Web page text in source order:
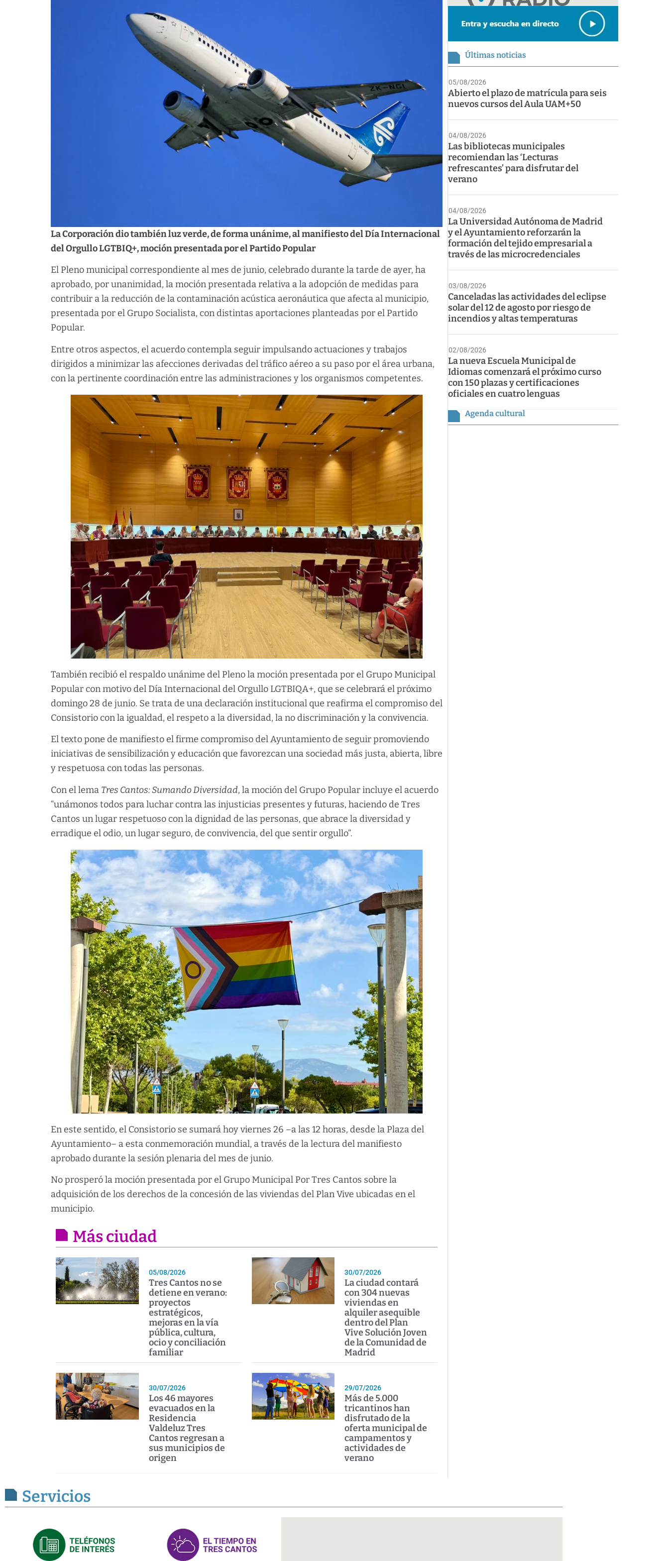
La Corporación dio también luz verde, de forma unánime, al manifiesto del Día Internacional
del Orgullo LGTBIQ+, moción presentada por el Partido Popular
El Pleno municipal correspondiente al mes de junio, celebrado durante la tarde de ayer, ha
aprobado, por unanimidad, la moción presentada relativa a la adopción de medidas para
contribuir a la reducción de la contaminación acústica aeronáutica que afecta al municipio,
presentada por el Grupo Socialista, con distintas aportaciones planteadas por el Partido
Popular.
Entre otros aspectos, el acuerdo contempla seguir impulsando actuaciones y trabajos
dirigidos a minimizar las afecciones derivadas del tráfico aéreo a su paso por el área urbana,
con la pertinente coordinación entre las administraciones y los organismos competentes.
También recibió el respaldo unánime del Pleno la moción presentada por el Grupo Municipal
Popular con motivo del Día Internacional del Orgullo LGTBIQA+, que se celebrará el próximo
domingo 28 de junio. Se trata de una declaración institucional que reafirma el compromiso del
Consistorio con la igualdad, el respeto a la diversidad, la no discriminación y la convivencia.
El texto pone de manifiesto el firme compromiso del Ayuntamiento de seguir promoviendo
iniciativas de sensibilización y educación que favorezcan una sociedad más justa, abierta, libre
y respetuosa con todas las personas.
Con el lema Tres Cantos: Sumando Diversidad, la moción del Grupo Popular incluye el acuerdo
“unámonos todos para luchar contra las injusticias presentes y futuras, haciendo de Tres
Cantos un lugar respetuoso con la dignidad de las personas, que abrace la diversidad y
erradique el odio, un lugar seguro, de convivencia, del que sentir orgullo”.
En este sentido, el Consistorio se sumará hoy viernes 26 –a las 12 horas, desde la Plaza del
Ayuntamiento– a esta conmemoración mundial, a través de la lectura del manifiesto
aprobado durante la sesión plenaria del mes de junio.
No prosperó la moción presentada por el Grupo Municipal Por Tres Cantos sobre la
adquisición de los derechos de la concesión de las viviendas del Plan Vive ubicadas en el
municipio.
Más ciudad
05/08/2026
Tres Cantos no se
detiene en verano:
proyectos
estratégicos,
mejoras en la vía
pública, cultura,
ocio y conciliación
familiar
30/07/2026
La ciudad contará
con 304 nuevas
viviendas en
alquiler asequible
dentro del Plan
Vive Solución Joven
de la Comunidad de
Madrid
30/07/2026
Los 46 mayores
evacuados en la
Residencia
Valdeluz Tres
Cantos regresan a
sus municipios de
origen
29/07/2026
Más de 5.000
tricantinos han
disfrutado de la
oferta municipal de
campamentos y
actividades de
verano
Últimas noticias
05/08/2026
Abierto el plazo de matrícula para seis
nuevos cursos del Aula UAM+50
04/08/2026
Las bibliotecas municipales
recomiendan las ‘Lecturas
refrescantes’ para disfrutar del
verano
04/08/2026
La Universidad Autónoma de Madrid
y el Ayuntamiento reforzarán la
formación del tejido empresarial a
través de las microcredenciales
03/08/2026
Canceladas las actividades del eclipse
solar del 12 de agosto por riesgo de
incendios y altas temperaturas
02/08/2026
La nueva Escuela Municipal de
Idiomas comenzará el próximo curso
con 150 plazas y certificaciones
oficiales en cuatro lenguas
Agenda cultural
Servicios